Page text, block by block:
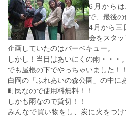
6月から
で、最後の
4月から三
会をスタッ
企画していたのはバーベキュー。
しかし！当日はあいにくの雨・・・。
でも屋根の下でやっちゃいました！！
白岡の「ふれあいの森公園」の中に
町民なので使用料無料！！
しかも雨なので貸切！！
みんなで買い物をし、炭に火をつ